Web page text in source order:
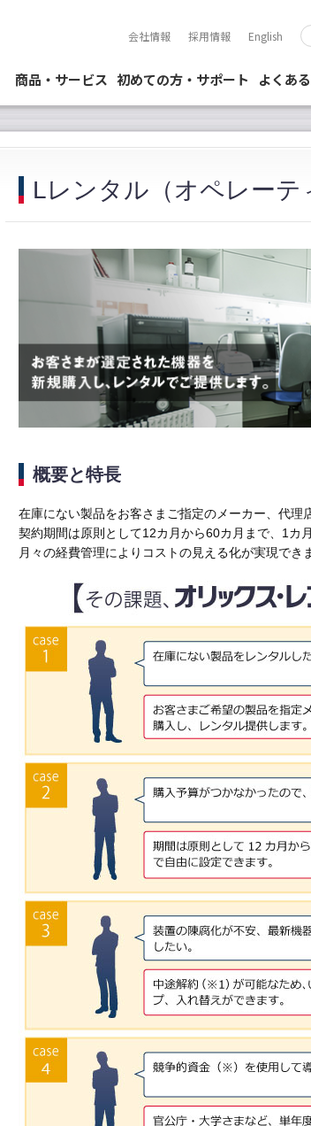
会社情報 採用情報 English
商品・サービス 初めての方・サポート よくあ
Lレンタル（オペレーテ
概要と特長
在庫にない製品をお客さまご指定のメーカー、代理
契約期間は原則として12カ月から60カ月まで、1カ
月々の経費管理によりコストの見える化が実現でき